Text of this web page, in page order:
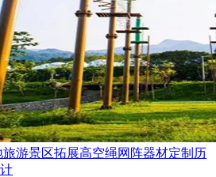
游景区拓展高空绳网阵器材定制历